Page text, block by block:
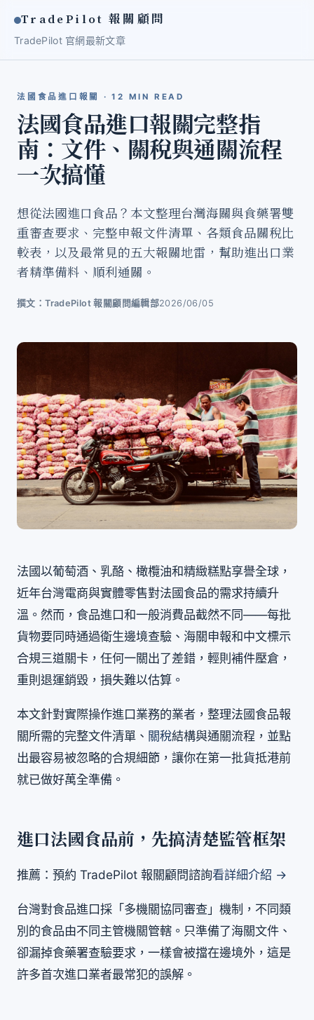
TradePilot 報關顧問
TradePilot 官網最新文章
法國食品進口報關 · 12 MIN READ
法國食品進口報關完整指
南：文件、關稅與通關流程
一次搞懂
想從法國進口食品？本文整理台灣海關與食藥署雙
重審查要求、完整申報文件清單、各類食品關稅比
較表，以及最常見的五大報關地雷，幫助進出口業
者精準備料、順利通關。
撰文：TradePilot 報關顧問編輯部2026/06/05
法國以葡萄酒、乳酪、橄欖油和精緻糕點享譽全球，
近年台灣電商與實體零售對法國食品的需求持續升
溫。然而，食品進口和一般消費品截然不同——每批
貨物要同時通過衛生邊境查驗、海關申報和中文標示
合規三道關卡，任何一關出了差錯，輕則補件壓倉，
重則退運銷毀，損失難以估算。
本文針對實際操作進口業務的業者，整理法國食品報
關所需的完整文件清單、 關稅結構與通關流程，並點
出最容易被忽略的合規細節，讓你在第一批貨抵港前
就已做好萬全準備。
進口法國食品前，先搞清楚監管框架
推薦：預約 TradePilot 報關顧問諮詢看詳細介紹 →
台灣對食品進口採「多機關協同審查」機制，不同類
別的食品由不同主管機關管轄。只準備了海關文件、
卻漏掉食藥署查驗要求，一樣會被擋在邊境外，這是
許多首次進口業者最常犯的誤解。